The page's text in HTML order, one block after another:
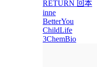
RETURN 回本
inne
BetterYou
ChildLife
3ChemBio